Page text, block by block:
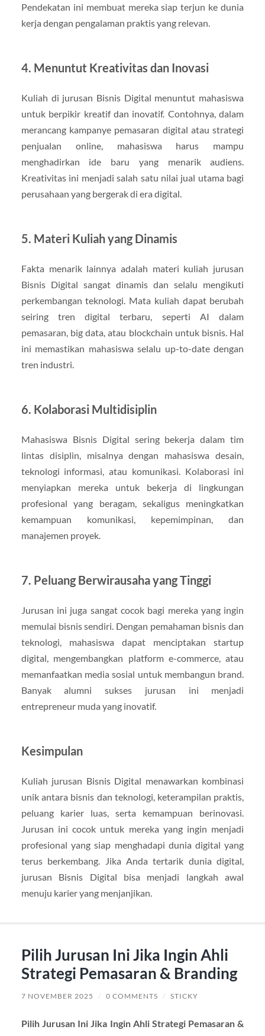
Pendekatan ini membuat mereka siap terjun ke dunia
kerja dengan pengalaman praktis yang relevan.
4. Menuntut Kreativitas dan Inovasi
Kuliah di jurusan Bisnis Digital menuntut mahasiswa
untuk berpikir kreatif dan inovatif. Contohnya, dalam
merancang kampanye pemasaran digital atau strategi
penjualan online, mahasiswa harus mampu
menghadirkan ide baru yang menarik audiens.
Kreativitas ini menjadi salah satu nilai jual utama bagi
perusahaan yang bergerak di era digital.
5. Materi Kuliah yang Dinamis
Fakta menarik lainnya adalah materi kuliah jurusan
Bisnis Digital sangat dinamis dan selalu mengikuti
perkembangan teknologi. Mata kuliah dapat berubah
seiring tren digital terbaru, seperti AI dalam
pemasaran, big data, atau blockchain untuk bisnis. Hal
ini memastikan mahasiswa selalu up-to-date dengan
tren industri.
6. Kolaborasi Multidisiplin
Mahasiswa Bisnis Digital sering bekerja dalam tim
lintas disiplin, misalnya dengan mahasiswa desain,
teknologi informasi, atau komunikasi. Kolaborasi ini
menyiapkan mereka untuk bekerja di lingkungan
profesional yang beragam, sekaligus meningkatkan
kemampuan komunikasi, kepemimpinan, dan
manajemen proyek.
7. Peluang Berwirausaha yang Tinggi
Jurusan ini juga sangat cocok bagi mereka yang ingin
memulai bisnis sendiri. Dengan pemahaman bisnis dan
teknologi, mahasiswa dapat menciptakan startup
digital, mengembangkan platform e-commerce, atau
memanfaatkan media sosial untuk membangun brand.
Banyak alumni sukses jurusan ini menjadi
entrepreneur muda yang inovatif.
Kesimpulan
Kuliah jurusan Bisnis Digital menawarkan kombinasi
unik antara bisnis dan teknologi, keterampilan praktis,
peluang karier luas, serta kemampuan berinovasi.
Jurusan ini cocok untuk mereka yang ingin menjadi
profesional yang siap menghadapi dunia digital yang
terus berkembang. Jika Anda tertarik dunia digital,
jurusan Bisnis Digital bisa menjadi langkah awal
menuju karier yang menjanjikan.
Pilih Jurusan Ini Jika Ingin Ahli
Strategi Pemasaran & Branding
7 NOVEMBER 2025 / 0 COMMENTS / STICKY
Pilih Jurusan Ini Jika Ingin Ahli Strategi Pemasaran &